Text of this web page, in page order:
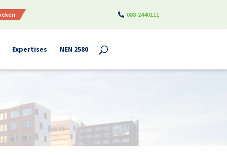
088-2440111
Expertises NEN 2580